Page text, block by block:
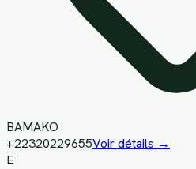
BAMAKO
+22320229655Voir détails →
E